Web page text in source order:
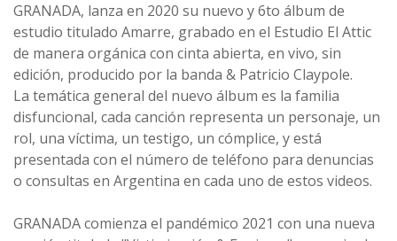
GRANADA, lanza en 2020 su nuevo y 6to álbum de
estudio titulado Amarre, grabado en el Estudio El Attic
de manera orgánica con cinta abierta, en vivo, sin
edición, producido por la banda & Patricio Claypole.
La temática general del nuevo álbum es la familia
disfuncional, cada canción representa un personaje, un
rol, una víctima, un testigo, un cómplice, y está
presentada con el número de teléfono para denuncias
o consultas en Argentina en cada uno de estos videos.
GRANADA comienza el pandémico 2021 con una nueva